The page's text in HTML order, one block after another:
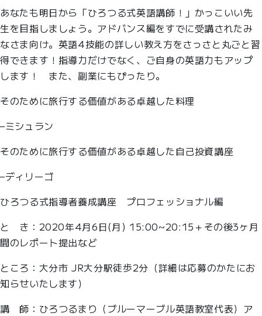
あなたも明日から「ひろつる式英語講師！」かっこいい先
生を目指しましょう。アドバンス編をすでに受講されたみ
なさま向け。英語4技能の詳しい教え方をさっさと丸ごと習
得できます！指導力だけでなく、ご自身の英語力もアップ
します！ また、副業にもぴったり。
そのために旅行する価値がある卓越した料理
–ミシュラン
そのために旅行する価値がある卓越した自己投資講座
–ディリーゴ
ひろつる式指導者養成講座 プロフェッショナル編
と き：2020年4月6日(月) 15:00~20:15＋その後3ヶ月
間のレポート提出など
ところ：大分市 JR大分駅徒歩2分（詳細は応募のかたにお
知らせいたします）
講 師：ひろつるまり（ブルーマーブル英語教室代表）ア